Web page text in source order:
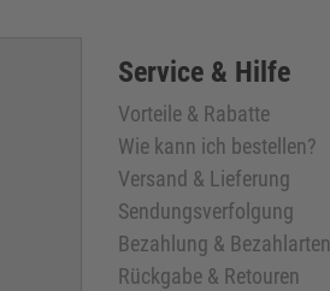
Service & Hilfe
Vorteile & Rabatte
Wie kann ich bestellen?
Versand & Lieferung
Sendungsverfolgung
Bezahlung & Bezahlarten
Rückgabe & Retouren